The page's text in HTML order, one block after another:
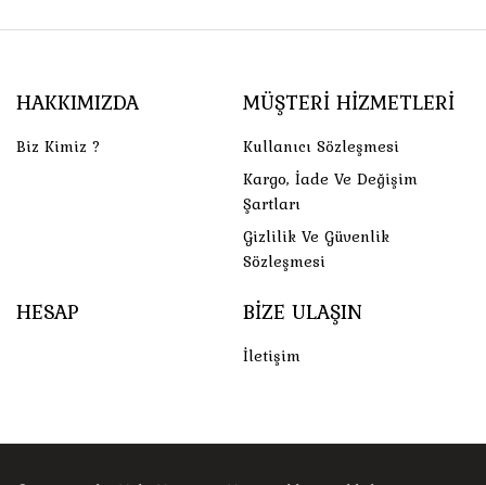
HAKKIMIZDA
Biz Kimiz ?
MÜŞTERI HIZMETLERI
Kullanıcı Sözleşmesi
Kargo, İade Ve Değişim
Şartları
Gizlilik Ve Güvenlik
Sözleşmesi
HESAP BIZE ULAŞIN
İletişim